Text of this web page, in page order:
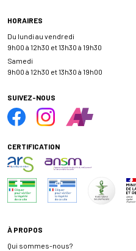
HORAIRES
Du lundi au vendredi
9h00 à 12h30 et 13h30 à 19h30
Samedi
9h00 à 12h30 et 13h30 à 19h00
SUIVEZ-NOUS
CERTIFICATION
À PROPOS
Qui sommes-nous?